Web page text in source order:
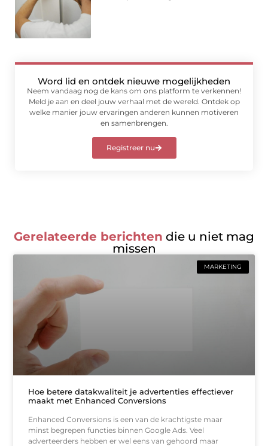
Word lid en ontdek nieuwe mogelijkheden
Neem vandaag nog de kans om ons platform te verkennen!
Meld je aan en deel jouw verhaal met de wereld. Ontdek op
welke manier jouw ervaringen anderen kunnen motiveren
en samenbrengen.
Registreer nu
Gerelateerde berichten die u niet mag
missen
MARKETING
Hoe betere datakwaliteit je advertenties effectiever
maakt met Enhanced Conversions
Enhanced Conversions is een van de krachtigste maar
minst begrepen functies binnen Google Ads. Veel
adverteerders hebben er wel eens van gehoord maar